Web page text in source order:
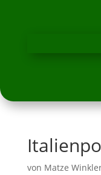
von Matze